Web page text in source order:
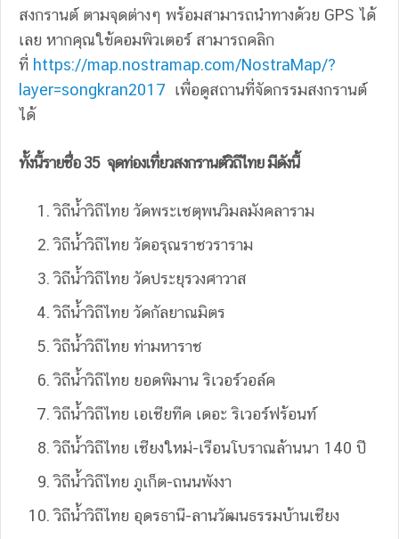
สงกรานต์ ตามจุดต่างๆ พร้อมสามารถนำทางด้วย GPS ได้
เลย หากคุณใข้คอมพิวเตอร์ สามารถคลิก
ที่ https://map.nostramap.com/NostraMap/?
layer=songkran2017 เพื่อดูสถานที่จัดกรรมสงกรานต์
ได้
ทั้งนี้รายชื่อ35 จุดท่องเที่ยวสงกรานต์วิถีไทย มีดังนี้
วิถีน้ำวิถีไทย วัดพระเชตุพนวิมลมังคลาราม
วิถีน้ำวิถีไทย วัดอรุณราชวราราม
วิถีน้ำวิถีไทย วัดประยุรวงศาวาส
วิถีน้ำวิถีไทย วัดกัลยาณมิตร
วิถีน้ำวิถีไทย ท่ามหาราช
วิถีน้ำวิถีไทย ยอดพิมาน ริเวอร์วอล์ค
วิถีน้ำวิถีไทย เอเชียทีค เดอะ ริเวอร์ฟร้อนท์
วิถีน้ำวิถีไทย เชียงใหม่-เรือนโบราณล้านนา 140 ปี
วิถีน้ำวิถีไทย ภูเก็ต-ถนนพังงา
วิถีน้ำวิถีไทย อุดรธานี-ลานวัฒนธรรมบ้านเชียง